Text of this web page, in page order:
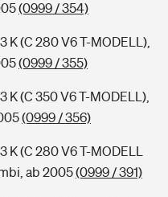
(0999 / 354)
K (C 280 V6 T-MODELL),
(0999 / 355)
(C 350 V6 T-MODELL),
(0999 / 356)
(C 280 V6 T-MODELL
ab 2005(0999 / 391)